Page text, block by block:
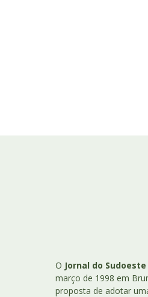
O Jornal do Sudoeste
março de 1998 em
proposta de adotar